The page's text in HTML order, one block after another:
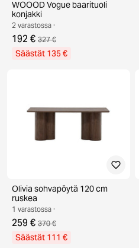
WOOOD Vogue baarituoli
konjakki
2 varastossa ·
192 € 327 €
Säästät 135 €
Olivia sohvapöytä 120 cm
ruskea
1 varastossa ·
259 € 370 €
Säästät 111 €